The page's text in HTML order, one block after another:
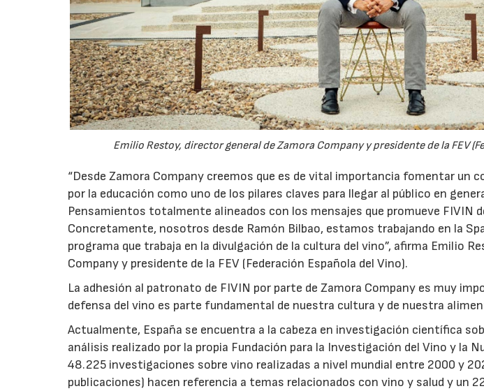
Emilio Restoy, director general de Zamora Company y presidente de la FEV
“Desde Zamora Company creemos que es de vital importancia fomentar un
por la educación como uno de los pilares claves para llegar al público en
Pensamientos totalmente alineados con los mensajes que promueve FIVIN
Concretamente, nosotros desde Ramón Bilbao, estamos trabajando en la
programa que trabaja en la divulgación de la cultura del vino”, afirma Emilio
Company y presidente de la FEV (Federación Española del Vino).
La adhesión al patronato de FIVIN por parte de Zamora Company es muy
defensa del vino es parte fundamental de nuestra cultura y de nuestra
Actualmente, España se encuentra a la cabeza en investigación científica
análisis realizado por la propia Fundación para la Investigación del Vino y la
48.225 investigaciones sobre vino realizadas a nivel mundial entre 2000 y
publicaciones) hacen referencia a temas relacionados con vino y salud y un
23/07/2026